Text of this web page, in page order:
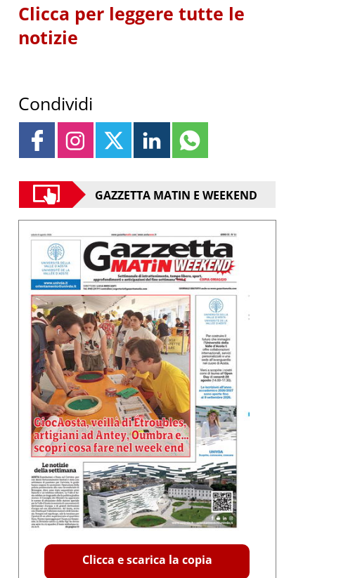
Clicca per leggere tutte le
notizie
Condividi
GAZZETTA MATIN E WEEKEND
Clicca e scarica la copia